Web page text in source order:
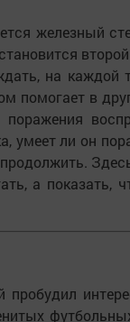
железный
на каждой
помогает в
умеет ли он
а показать,